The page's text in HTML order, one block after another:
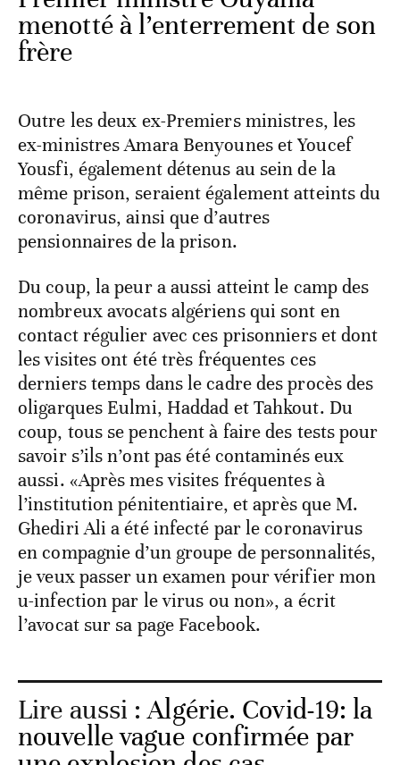
menotté à l’enterrement de son
frère
Outre les deux ex-Premiers ministres, les
ex-ministres Amara Benyounes et Youcef
Yousfi, également détenus au sein de la
même prison, seraient également atteints du
coronavirus, ainsi que d’autres
pensionnaires de la prison.
Du coup, la peur a aussi atteint le camp des
nombreux avocats algériens qui sont en
contact régulier avec ces prisonniers et dont
les visites ont été très fréquentes ces
derniers temps dans le cadre des procès des
oligarques Eulmi, Haddad et Tahkout. Du
coup, tous se penchent à faire des tests pour
savoir s’ils n’ont pas été contaminés eux
aussi. «Après mes visites fréquentes à
l’institution pénitentiaire, et après que M.
Ghediri Ali a été infecté par le coronavirus
en compagnie d’un groupe de personnalités,
je veux passer un examen pour vérifier mon
u-infection par le virus ou non», a écrit
l’avocat sur sa page Facebook.
Lire aussi :Algérie. Covid-19: la
nouvelle vague confirmée par